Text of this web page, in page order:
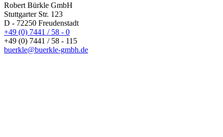
Robert Bürkle GmbH
Stuttgarter Str. 123
D - 72250 Freudenstadt
+49 (0) 7441 / 58 - 0
+49 (0) 7441 / 58 - 115
buerkle@buerkle-gmbh.de